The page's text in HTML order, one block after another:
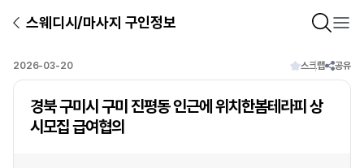
스웨디시/마사지 구인정보
2026-03-20 스크랩 공유
경북 구미시 구미 진평동 인근에 위치한봄테라피 상
시모집 급여협의